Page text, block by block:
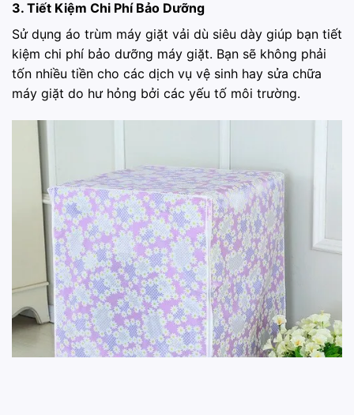
3. Tiết Kiệm Chi Phí Bảo Dưỡng
Sử dụng áo trùm máy giặt vải dù siêu dày giúp bạn tiết
kiệm chi phí bảo dưỡng máy giặt. Bạn sẽ không phải
tốn nhiều tiền cho các dịch vụ vệ sinh hay sửa chữa
máy giặt do hư hỏng bởi các yếu tố môi trường.